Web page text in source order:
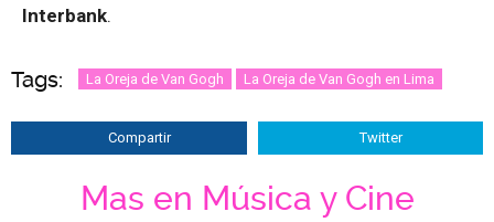
Interbank.
Tags: La Oreja de Van Gogh La Oreja de Van Gogh en Lima
Compartir Twitter
Mas en Música y Cine